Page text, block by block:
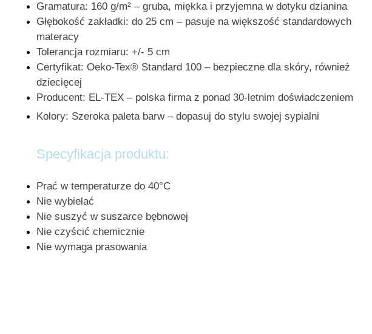
Gramatura: 160 g/m² – gruba, miękka i przyjemna w dotyku dzianina
Głębokość zakładki: do 25 cm – pasuje na większość standardowych
materacy
Tolerancja rozmiaru: +/- 5 cm
Certyfikat: Oeko-Tex® Standard 100 – bezpieczne dla skóry, również
dziecięcej
Producent: EL-TEX – polska firma z ponad 30-letnim doświadczeniem
Kolory: Szeroka paleta barw – dopasuj do stylu swojej sypialni
Specyfikacja produktu:
Prać w temperaturze do 40°C
Nie wybielać
Nie suszyć w suszarce bębnowej
Nie czyścić chemicznie
Nie wymaga prasowania